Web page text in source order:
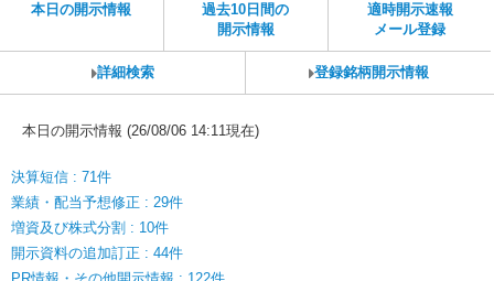
本日の開示情報
過去10日間の
開示情報
適時開示速報
メール登録
詳細検索 登録銘柄開示情報
本日の開示情報 (26/08/06 14:11現在)
決算短信 : 71件
業績・配当予想修正 : 29件
増資及び株式分割 : 10件
開示資料の追加訂正 : 44件